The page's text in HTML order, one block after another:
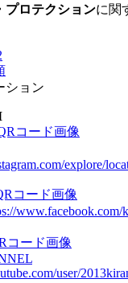
プロテクションに関
explore/
www.facebook.com/
user/